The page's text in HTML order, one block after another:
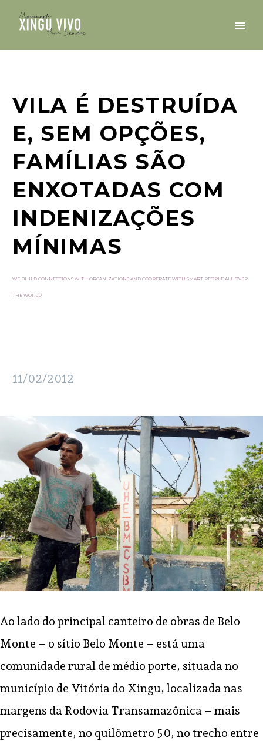
VILA É DESTRUÍDA
E, SEM OPÇÕES,
FAMÍLIAS SÃO
ENXOTADAS COM
INDENIZAÇÕES
MÍNIMAS
WE BUILD CONNECTIONS WITH ORGANIZATIONS AND COOPERATE WITH SMART PEOPLE ALL OVER
THE WORLD
11/02/2012
Ao lado do principal canteiro de obras de Belo
Monte – o sítio Belo Monte – está uma
comunidade rural de médio porte, situada no
município de Vitória do Xingu, localizada nas
margens da Rodovia Transamazônica – mais
precisamente, no quilômetro 50, no trecho entre